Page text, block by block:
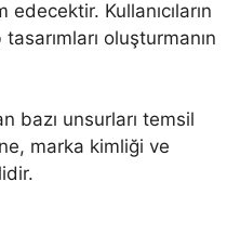
Kullanıcıların
oluşturmanın
bazı unsurları temsil
marka kimliği ve